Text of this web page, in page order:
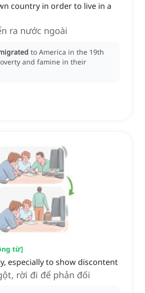
country in order to live in a
ra nước ngoài
to America in the 19th
and famine in their
từ]
especially to show discontent
rời đi để phản đối